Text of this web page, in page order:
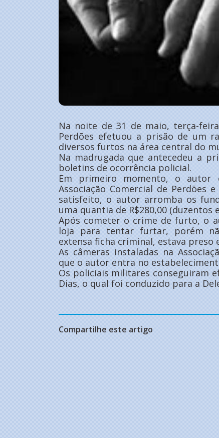
Na noite de 31 de maio, terça-
Perdões efetuou a prisão de um
diversos furtos na área central do
Na madrugada que antecedeu a
boletins de ocorrência policial.
Em primeiro momento, o autor
Associação Comercial de Perdões
satisfeito, o autor arromba os
uma quantia de R$280,00 (duzentos
Após cometer o crime de furto, o
loja para tentar furtar, porém
extensa ficha criminal, estava preso
As câmeras instaladas na
que o autor entra no
Os policiais militares conseguiram
Dias, o qual foi conduzido para a
Compartilhe este artigo